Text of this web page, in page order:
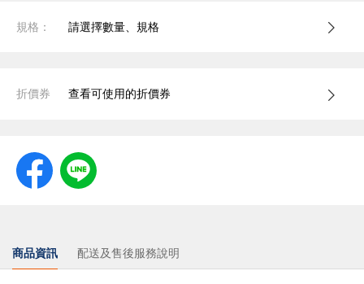
規格： 請選擇數量、規格
折價券 查看可使用的折價券
商品資訊 配送及售後服務說明